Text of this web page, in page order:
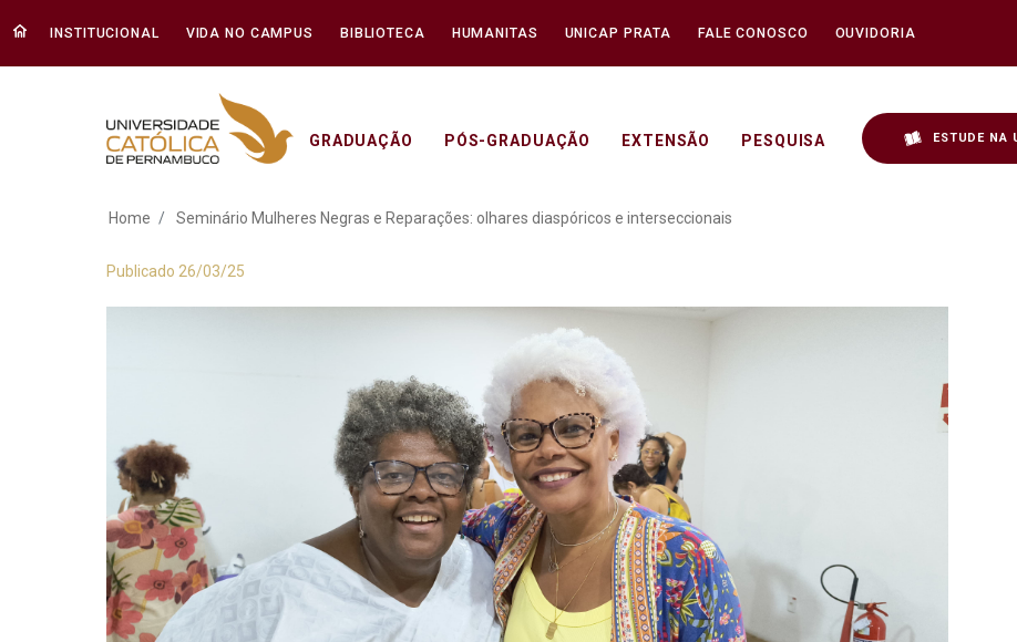
INSTITUCIONAL VIDA NO CAMPUS BIBLIOTECA HUMANITAS UNICAP PRATA FALE CONOSCO OUVIDORIA
GRADUAÇÃO PÓS-GRADUAÇÃO EXTENSÃO PESQUISA ESTUDE NA
Seminário Mulheres Negras e Reparações:
Home Seminário Mulheres Negras e Reparações: olhares diaspóricos e interseccionais
Publicado 26/03/25